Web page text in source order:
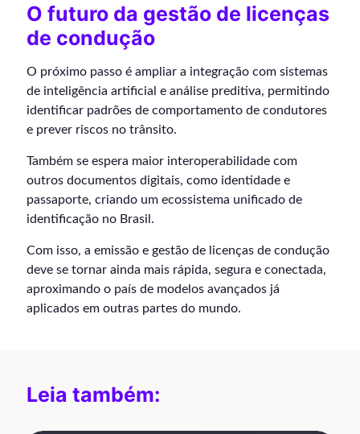
O futuro da gestão de licenças
de condução
O próximo passo é ampliar a integração com sistemas
de inteligência artificial e análise preditiva, permitindo
identificar padrões de comportamento de condutores
e prever riscos no trânsito.
Também se espera maior interoperabilidade com
outros documentos digitais, como identidade e
passaporte, criando um ecossistema unificado de
identificação no Brasil.
Com isso, a emissão e gestão de licenças de condução
deve se tornar ainda mais rápida, segura e conectada,
aproximando o país de modelos avançados já
aplicados em outras partes do mundo.
Leia também: